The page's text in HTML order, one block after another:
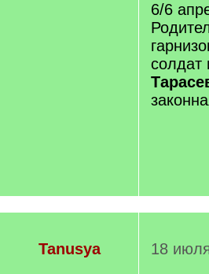
6/6
солдат
Tanusya
18